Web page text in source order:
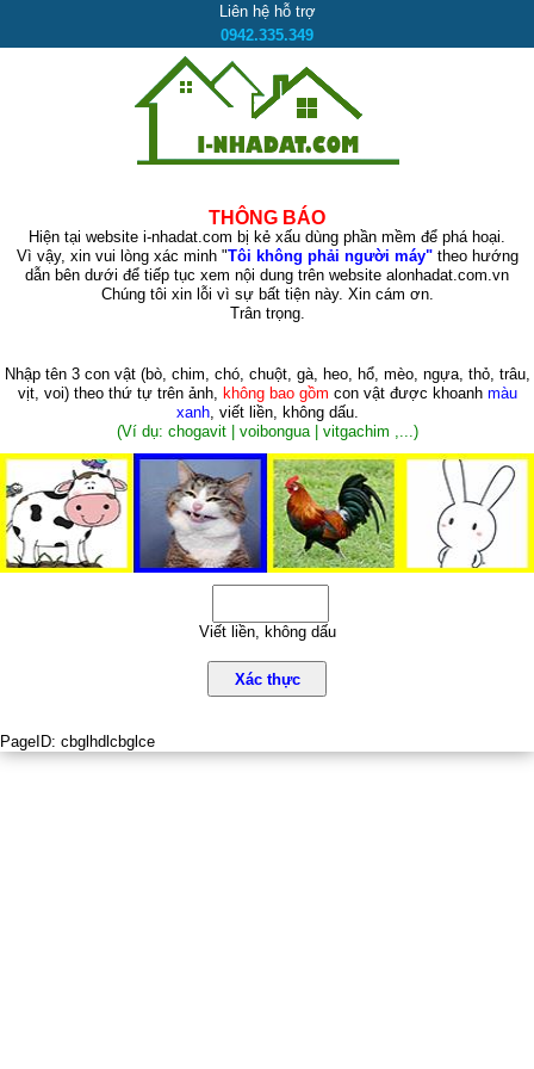
Liên hệ hỗ trợ
0942.335.349
THÔNG BÁO
Hiện tại website i-nhadat.com bị kẻ xấu dùng phần mềm để phá hoại.
Vì vậy, xin vui lòng xác minh "Tôi không phải người máy"theo hướng
dẫn bên dưới để tiếp tục xem nội dung trên website alonhadat.com.vn
Chúng tôi xin lỗi vì sự bất tiện này. Xin cám ơn.
Trân trọng.
Nhập tên 3 con vật (bò, chim, chó, chuột, gà, heo, hổ, mèo, ngựa, thỏ, trâu,
vịt, voi)theo thứ tự trên ảnh, không bao gồm con vật được khoanh màu
xanh, viết liền, không dấu.
(Ví dụ: chogavit | voibongua | vitgachim ,...)
Viết liền, không dấu
Xác thực
PageID: cbglhdlcbglce